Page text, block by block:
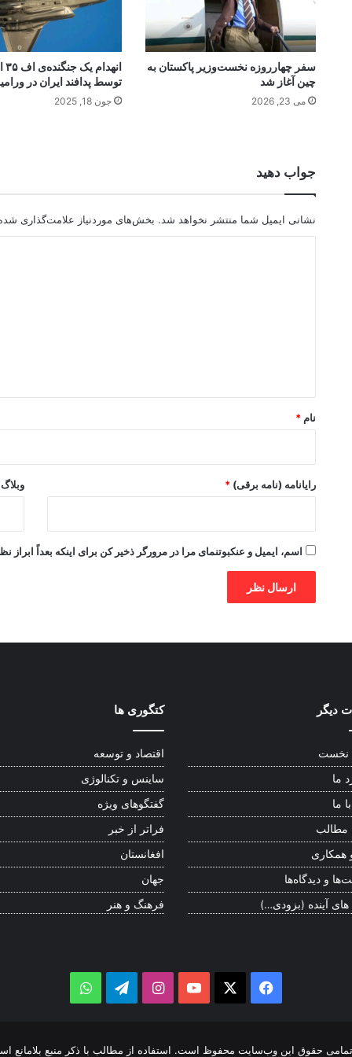
سفر چهارروزه نخست‌وزیر پاکستان به
چین آغاز شد
می 23, 2026
توسط پدافند ایران در
جون 18, 2025
جواب دهید
نشانی ایمیل شما منتشر نخواهد شد. بخش‌های موردنیاز علامت‌گذاری
نام *
رایانامه (نامه برقی) * وبلاگ
اسم، ایمیل و عنکبوتنمای مرا در مرورگر ذخیر کن برای اینکه بعداً ابراز
دیگر
نخست
ما
ما
مطالب
همکاری
و دیدگاه‌ها
های آینده (بزودی…)
کتگوری ها
اقتصاد و توسعه
ساینس و تکنالوژی
گفتگوهای ویژه
فراتر از خبر
افغانستان
جهان
فرهنگ و هنر
Facebook
YouTube
Instagram
Telegram
WhatsApp
حقوق این وب‌سایت محفوظ است. استفاده از مطالب با ذکر منبع بلامانع